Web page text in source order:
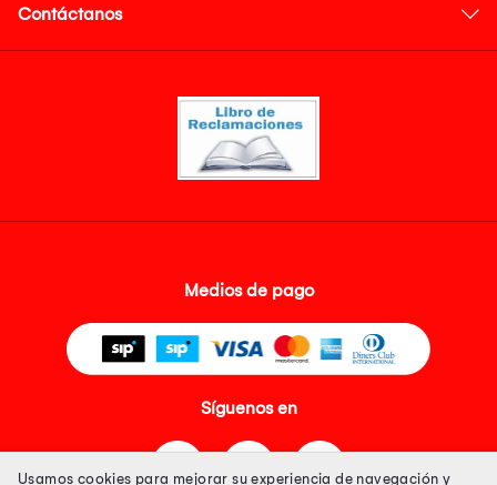
Contáctanos
Medios de pago
Síguenos en
Usamos cookies para mejorar su experiencia de navegación y